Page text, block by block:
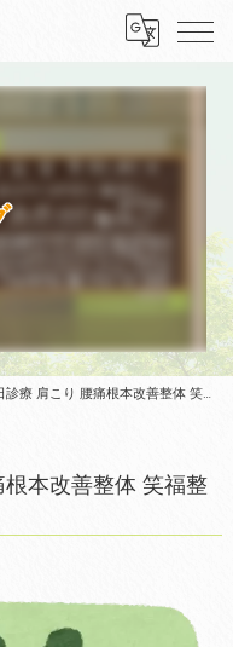
り 腰痛根本改善整体 笑福整骨院【1月11日の予約状況】
本改善整体 笑福整